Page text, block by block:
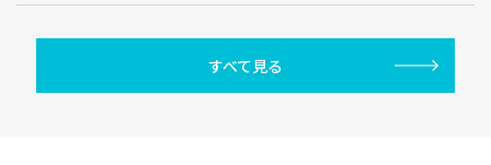
すべて見る